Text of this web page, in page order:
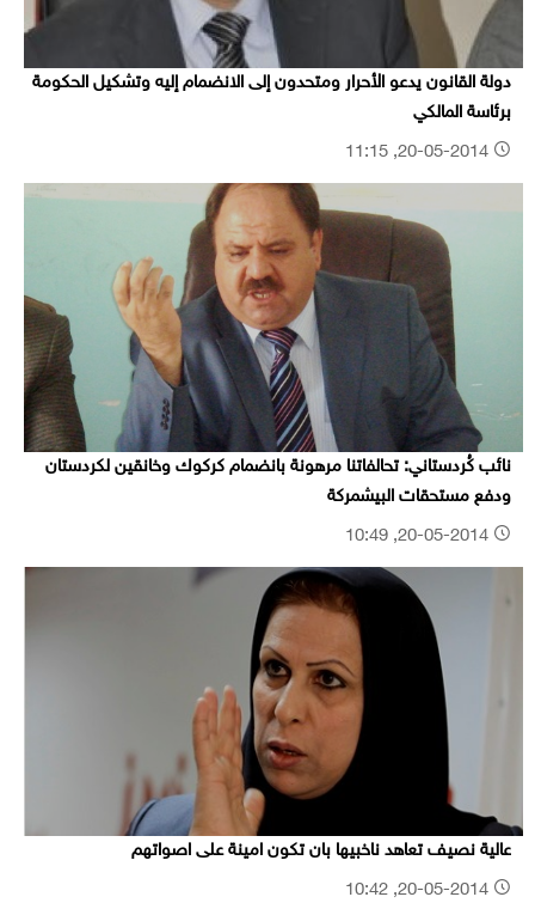
دولة القانون يدعو الأحرار ومتحدون إلى الانضمام إليه وتشكيل الحكومة
برئاسة المالكي
نائب كُردستاني: تحالفاتنا مرهونة بانضمام كركوك وخانقين لكردستان
ودفع مستحقات البيشمركة
عالية نصيف تعاهد ناخبيها بان تكون امينة على اصواتهم